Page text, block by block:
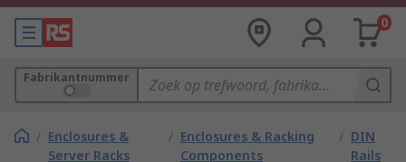
0
Fabrikantnummer
/ Enclosures &
Server Racks
/ Enclosures & Racking
Components
/ DIN
Rails